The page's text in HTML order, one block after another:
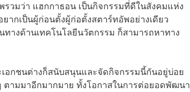
รวมว่า แฮกกาธอน เป็นกิจกรรมที่ดีในสังคมแห่ง
ากเป็นผู้ก่อนตั้งผู้ก่อตั้งสตาร์ทอัพอย่างเดียว
างด้านเทคโนโลยีนวัตกรรม ก็สามารถหาทาง
เอกชนต่างก็สนับสนุนและจัดกิจกรรมนี้กันอยู่บ่อย
ตามมาอีกมากมาย ทั้งโอกาสในการต่อยอดพัฒนา